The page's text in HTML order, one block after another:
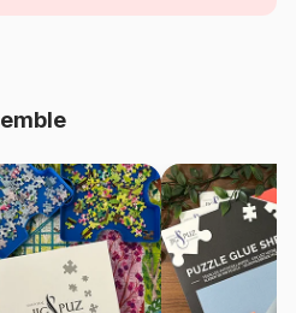
Cobble-Hill-40124
625012401241
1000 pièces